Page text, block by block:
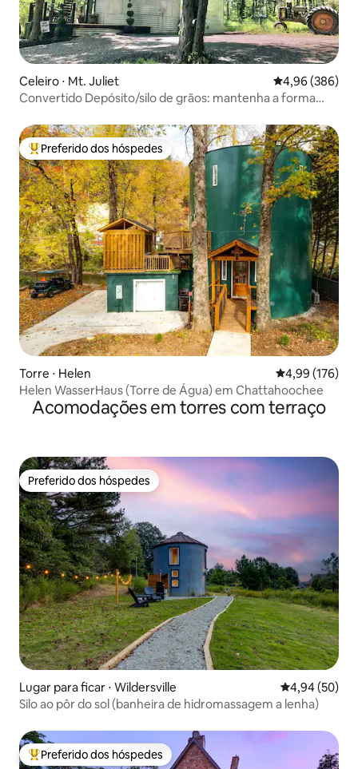
Celeiro ⋅ Mt. Juliet 4,96 de uma
4,96 (386)
Convertido Depósito/silo de grãos: mantenha a forma
Entre os melhores preferidos dos hóspedes
Preferido dos hóspedes
Torre ⋅ Helen 4,99 de uma
4,99 (176)
Helen WasserHaus (Torre de Água) em Chattahoochee
Acomodações em torres com terraço
Preferido dos hóspedes
Preferido dos hóspedes
Lugar para ficar ⋅ Wildersville 4,94 de uma
4,94 (50)
Silo ao pôr do sol (banheira de hidromassagem a lenha)
Entre os melhores preferidos dos hóspedes
Preferido dos hóspedes